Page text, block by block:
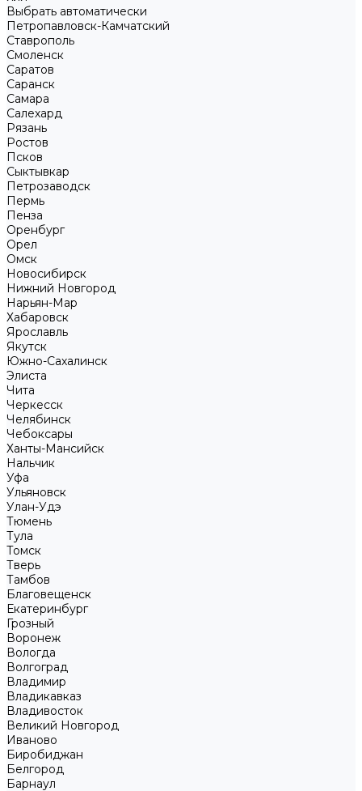
Выбрать автоматически
Петропавловск-Камчатский
Ставрополь
Смоленск
Саратов
Саранск
Самара
Салехард
Рязань
Ростов
Псков
Сыктывкар
Петрозаводск
Пермь
Пенза
Оренбург
Орел
Омск
Новосибирск
Нижний Новгород
Нарьян-Мар
Хабаровск
Ярославль
Якутск
Южно-Сахалинск
Элиста
Чита
Черкесск
Челябинск
Чебоксары
Ханты-Мансийск
Нальчик
Уфа
Ульяновск
Улан-Удэ
Тюмень
Тула
Томск
Тверь
Тамбов
Благовещенск
Екатеринбург
Грозный
Воронеж
Вологда
Волгоград
Владимир
Владикавказ
Владивосток
Великий Новгород
Иваново
Биробиджан
Белгород
Барнаул